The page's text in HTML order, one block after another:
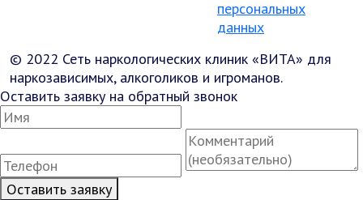
персональных
данных
© 2022 Сеть наркологических клиник «ВИТА» для
наркозависимых, алкоголиков и игроманов.
Оставить заявку на обратный звонок
Оставить заявку